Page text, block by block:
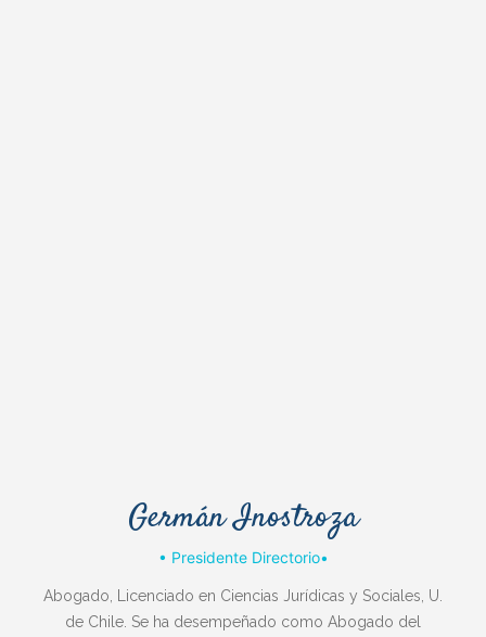
Germán Inostroza
• Presidente Directorio•
Abogado, Licenciado en Ciencias Jurídicas y Sociales, U.
de Chile. Se ha desempeñado como Abogado del